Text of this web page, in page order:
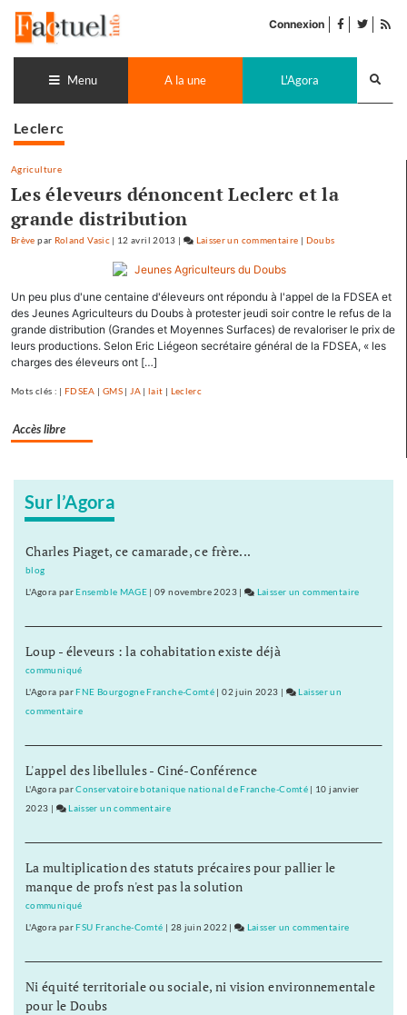
contenu
Connexion facebook
twitter
Menu A la une L'Agora
Leclerc
Agriculture
Les éleveurs dénoncent Leclerc et la
grande distribution
Brève par Roland Vasic| 12 avril 2013 | Laisser un commentaire on
dénoncent
Leclerc
et
| Doubs
Un peu plus d'une centaine d'éleveurs ont répondu à l'appel de la FDSEA et
des Jeunes Agriculteurs du Doubs à protester jeudi soir contre le refus de la
grande distribution (Grandes et Moyennes Surfaces) de revaloriser le prix de
leurs productions. Selon Eric Liégeon secrétaire général de la FDSEA, « les
charges des éleveurs ont […]
Mots clés : |FDSEA | GMS | JA| lait | Leclerc
Accès libre
Sur l’Agora
Charles Piaget, ce camarade, ce frère...
blog
L'Agora parEnsemble MAGE |09 novembre 2023| Laisser un commentaire
éleveurs
Loup - éleveurs : la cohabitation existe déjà
communiqué
L'Agora parFNE Bourgogne Franche-Comté |02 juin 2023 |
Laisser un
commentaireon
éleveurs
dénoncent
Leclerc
et
grande
distribution
L'appel des libellules - Ciné-Conférence
L'Agora parConservatoire botanique national de Franche-Comté| 10 janvier
2023 | Laisser un commentaire
éleveurs
dénoncent
Leclerc
la
distribution
La multiplication des statuts précaires pour pallier le
manque de profs n'est pas la solution
communiqué
L'Agora parFSU Franche-Comté | 28 juin 2022 | Laisser un commentaire
éleveurs
dénoncent
Ni équité territoriale ou sociale, ni vision environnementale
pour le Doubs